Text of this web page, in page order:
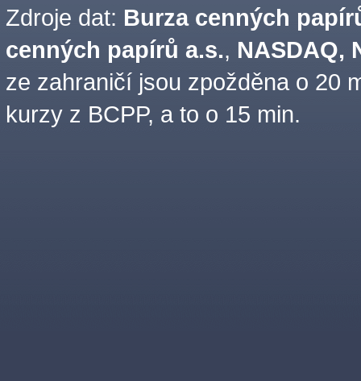
Zdroje dat: Burza cenných
cenných papírů a.s., NASDAQ,
ze zahraničí jsou zpožděna o 20
kurzy z BCPP, a to o 15 min.